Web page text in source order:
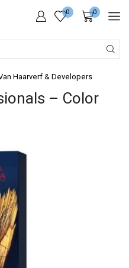
0 0
Haarverf & Developers
– Color